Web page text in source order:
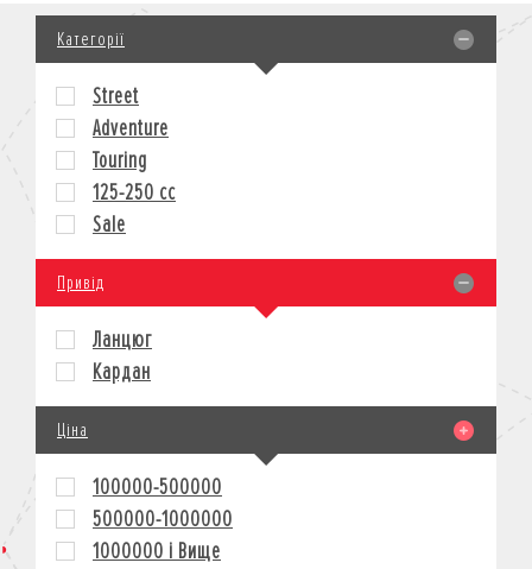
КРЕДИТ
СТРАХУВАННЯ
КОРПОРАТИВНИМ КЛІЄНТАМ
МОТОЦИКЛИ
КРЕДИТ
СТРАХУВАННЯ
КОРПОРАТИВНИМ КЛІЄНТАМ
Категорії
Street
Adventure
Touring
125-250 cc
Sale
Привід
Ланцюг
Кардан
Ціна
100000-500000
500000-1000000
1000000 і Вище